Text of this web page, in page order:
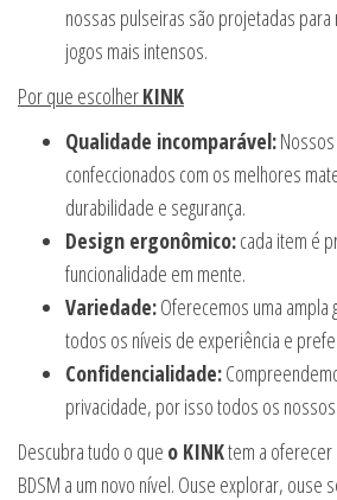
nossas pulseiras são projetadas
jogos mais intensos.
Por que escolherKINK
Qualidade incomparável:
confeccionados com os melhores
durabilidade e segurança.
Design ergonômico:cada item é
funcionalidade em mente.
Variedade:Oferecemos uma
todos os níveis de experiência e
Confidencialidade:
privacidade, por isso todos os
Descubra tudo o que o KINKtem a
BDSM a um novo nível. Ouse explorar, ouse